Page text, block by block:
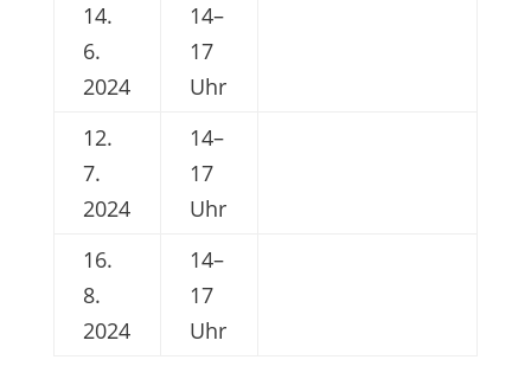
14.
6.
2024
14–
17
Uhr
12.
7.
2024
14–
17
Uhr
16.
8.
2024
14–
17
Uhr